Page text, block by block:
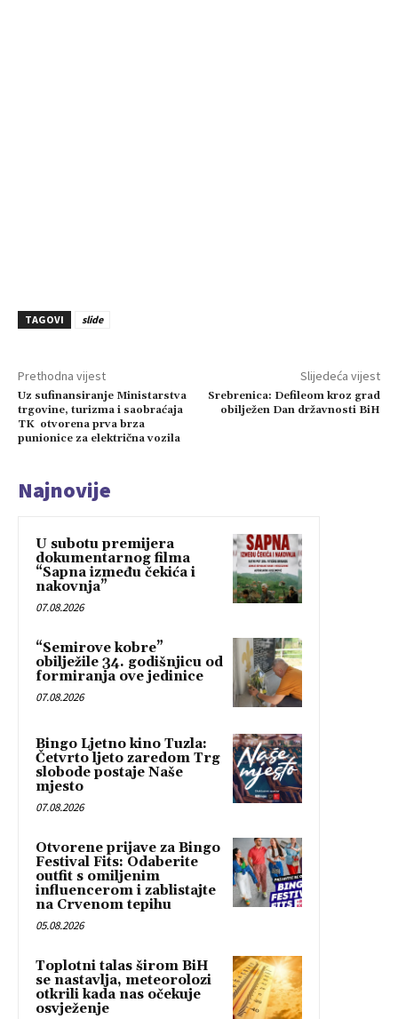
TAGOVI slide
Prethodna vijest
Uz sufinansiranje Ministarstva
trgovine, turizma i saobraćaja
TK otvorena prva brza
punionice za električna vozila
Slijedeća vijest
Srebrenica: Defileom kroz grad
obilježen Dan državnosti BiH
Najnovije
U subotu premijera
dokumentarnog filma
“Sapna između čekića i
nakovnja”
07.08.2026
“Semirove kobre”
obilježile 34. godišnjicu od
formiranja ove jedinice
07.08.2026
Bingo Ljetno kino Tuzla:
Četvrto ljeto zaredom Trg
slobode postaje Naše
mjesto
07.08.2026
Otvorene prijave za Bingo
Festival Fits: Odaberite
outfit s omiljenim
influencerom i zablistajte
na Crvenom tepihu
05.08.2026
Toplotni talas širom BiH
se nastavlja, meteorolozi
otkrili kada nas očekuje
osvježenje